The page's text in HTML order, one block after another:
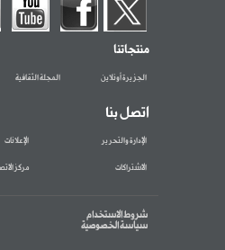
منتجاتنا
الجزيرة أونلاين المجلة الثقافية
اتصل بنا
الإدارة والتحرير الإعلانات
الاشتراكات مركز
شروط الاستخدام
سياسة الخصوصية